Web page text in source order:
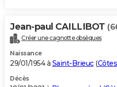
Jean-paul CAILLIBOT
Créer une cagnotte obsèques
Naissance
29/01/1954 à Saint-Brieuc(
Décès